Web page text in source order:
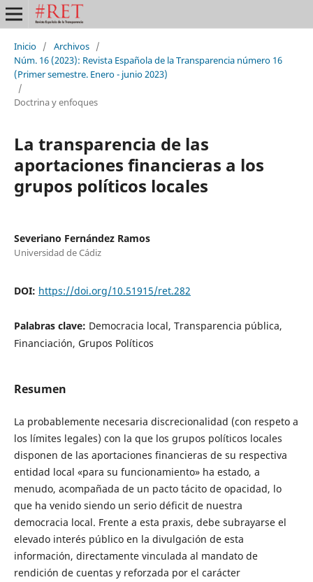
Inicio / Archivos /
Núm. 16 (2023): Revista Española de la Transparencia número 16
(Primer semestre. Enero - junio 2023)
/
Doctrina y enfoques
La transparencia de las
aportaciones financieras a los
grupos políticos locales
Severiano Fernández Ramos
Universidad de Cádiz
DOI: https://doi.org/10.51915/ret.282
Palabras clave: Democracia local, Transparencia pública,
Financiación, Grupos Políticos
Resumen
La probablemente necesaria discrecionalidad (con respeto a
los límites legales) con la que los grupos políticos locales
disponen de las aportaciones financieras de su respectiva
entidad local «para su funcionamiento» ha estado, a
menudo, acompañada de un pacto tácito de opacidad, lo
que ha venido siendo un serio déficit de nuestra
democracia local. Frente a esta praxis, debe subrayarse el
elevado interés público en la divulgación de esta
información, directamente vinculada al mandato de
rendición de cuentas y reforzada por el carácter